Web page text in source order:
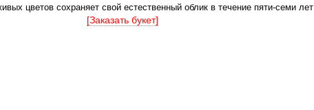
цветов сохраняет свой естественный облик в течение пяти-семи лет
[Заказать букет]